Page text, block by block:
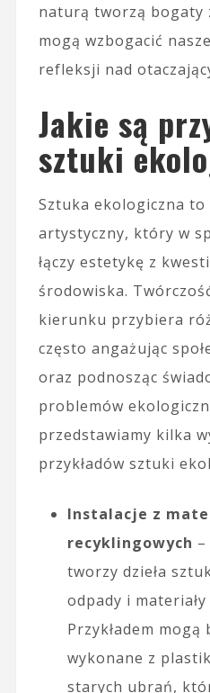
naturą tworzą bogaty
mogą wzbogacić
refleksji nad
Jakie są
sztuki
Sztuka ekologiczna
artystyczny, który w
łączy estetykę z
środowiska.
kierunku przybiera
często angażując
oraz podnosząc
problemów
przedstawiamy kilka
przykładów sztuki
Instalacje z
recyklingowych
tworzy dzieła
odpady i
Przykładem mogą
wykonane z
starych ubrań,